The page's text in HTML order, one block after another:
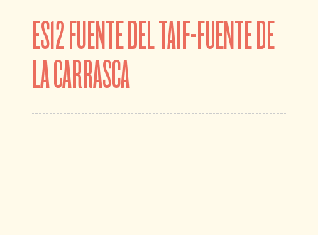
ES12 FUENTE DEL TAIF-FUENTE DE
LA CARRASCA